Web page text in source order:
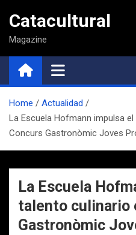
contenido
Catacultural
Magazine
Home
Actualidad
La Escuela Hofmann impulsa
Concurs Gastronòmic Joves
La Escuela
talento culinario
Gastronòmic